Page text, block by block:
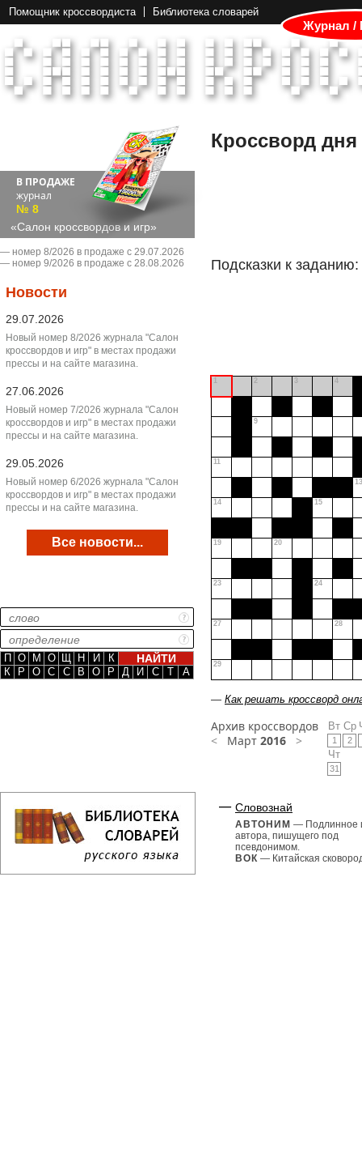
Помощник кроссвордиста Библиотека словарей
Журнал /
В ПРОДАЖЕ
журнал
№ 8
«Салон кроссвордов и игр»
― номер 8/2026 в продаже с 29.07.2026
― номер 9/2026 в продаже с 28.08.2026
Новости
29.07.2026
Новый номер 8/2026 журнала "Салон
кроссвордов и игр" в местах продажи
прессы и на сайте магазина.
27.06.2026
Новый номер 7/2026 журнала "Салон
кроссвордов и игр" в местах продажи
прессы и на сайте магазина.
29.05.2026
Новый номер 6/2026 журнала "Салон
кроссвордов и игр" в местах продажи
прессы и на сайте магазина.
Все новости...
П О М О Щ Н И
К
К
Р О С С В О Р Д И С Т А
Кроссворд дня
Подсказки к заданию:
1 2 3 4
9
11
13
14 15
19 20
23 24
27 28
29
— Как решать кроссворд
Архив кроссвордов
< Март 2016 >
Вт
1
Ср
2
Чт
31
Словознай
АВТОНИМ — Подлинное
автора, пишущего под
псевдонимом.
ВОК — Китайская